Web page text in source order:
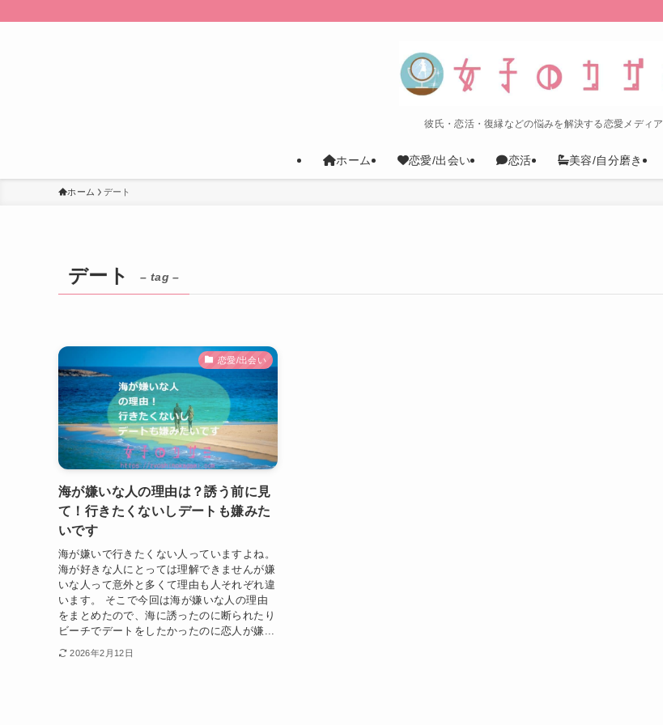
彼氏・恋活・復縁などの悩みを解決する恋愛メディア
ホーム 恋愛/出会い 恋活 美容/自分磨き
ホーム デート
デート – tag –
恋愛/出会い
海が嫌いな人の理由は？誘う前に見
て！行きたくないしデートも嫌みた
いです
海が嫌いで行きたくない人っていますよね。
海が好きな人にとっては理解できませんが嫌
いな人って意外と多くて理由も人それぞれ違
います。 そこで今回は海が嫌いな人の理由
をまとめたので、海に誘ったのに断られたり
ビーチでデートをしたかったのに恋人が嫌...
2026年2月12日